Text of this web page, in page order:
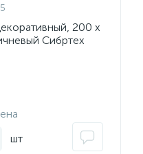
200 х
Сибртех
шт